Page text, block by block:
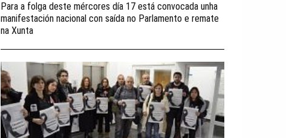
Para a folga deste mércores día 17 está convocada unha
manifestación nacional con saída no Parlamento e remate
na Xunta